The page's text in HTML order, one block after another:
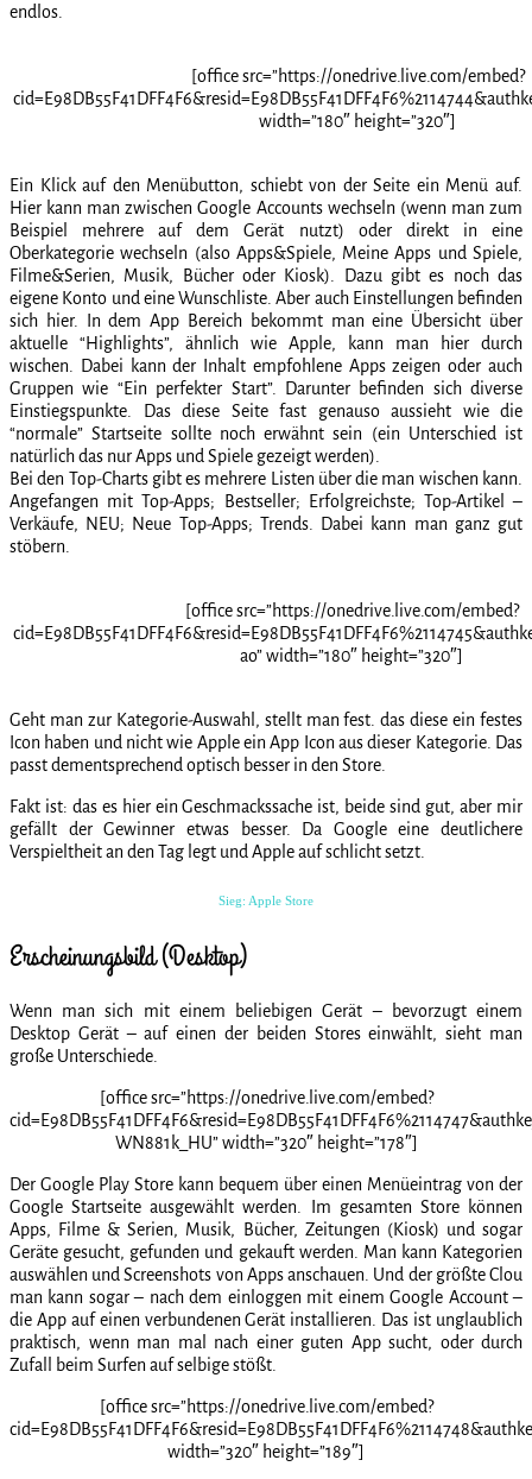
endlos.
[office src=”https://onedrive.live.com/embed?
width=”180″ height=”320″]
Ein Klick auf den Menübutton, schiebt von der Seite ein Menü auf.
Hier kann man zwischen Google Accounts wechseln (wenn man zum
Beispiel mehrere auf dem Gerät nutzt) oder direkt in eine
Oberkategorie wechseln (also Apps&Spiele, Meine Apps und Spiele,
Filme&Serien, Musik, Bücher oder Kiosk). Dazu gibt es noch das
eigene Konto und eine Wunschliste. Aber auch Einstellungen befinden
sich hier. In dem App Bereich bekommt man eine Übersicht über
aktuelle “Highlights”, ähnlich wie Apple, kann man hier durch
wischen. Dabei kann der Inhalt empfohlene Apps zeigen oder auch
Gruppen wie “Ein perfekter Start”. Darunter befinden sich diverse
Einstiegspunkte. Das diese Seite fast genauso aussieht wie die
“normale” Startseite sollte noch erwähnt sein (ein Unterschied ist
natürlich das nur Apps und Spiele gezeigt werden).
Bei den Top-Charts gibt es mehrere Listen über die man wischen kann.
Angefangen mit Top-Apps; Bestseller; Erfolgreichste; Top-Artikel –
Verkäufe, NEU; Neue Top-Apps; Trends. Dabei kann man ganz gut
stöbern.
[office src=”https://onedrive.live.com/embed?
ao” width=”180″ height=”320″]
Geht man zur Kategorie-Auswahl, stellt man fest. das diese ein festes
Icon haben und nicht wie Apple ein App Icon aus dieser Kategorie. Das
passt dementsprechend optisch besser in den Store.
Fakt ist: das es hier ein Geschmackssache ist, beide sind gut, aber mir
gefällt der Gewinner etwas besser. Da Google eine deutlichere
Verspieltheit an den Tag legt und Apple auf schlicht setzt.
Sieg: Apple Store
Erscheinungsbild (Desktop)
Wenn man sich mit einem beliebigen Gerät – bevorzugt einem
Desktop Gerät – auf einen der beiden Stores einwählt, sieht man
große Unterschiede.
[office src=”https://onedrive.live.com/embed?
WN881k_HU” width=”320″ height=”178″]
Der Google Play Store kann bequem über einen Menüeintrag von der
Google Startseite ausgewählt werden. Im gesamten Store können
Apps, Filme & Serien, Musik, Bücher, Zeitungen (Kiosk) und sogar
Geräte gesucht, gefunden und gekauft werden. Man kann Kategorien
auswählen und Screenshots von Apps anschauen. Und der größte Clou
man kann sogar – nach dem einloggen mit einem Google Account –
die App auf einen verbundenen Gerät installieren. Das ist unglaublich
praktisch, wenn man mal nach einer guten App sucht, oder durch
Zufall beim Surfen auf selbige stößt.
[office src=”https://onedrive.live.com/embed?
width=”320″ height=”189″]